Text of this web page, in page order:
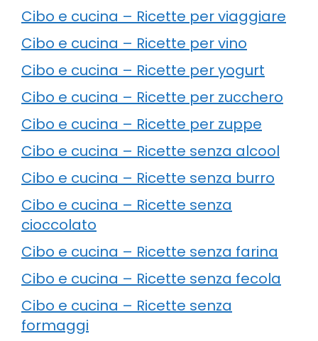
Cibo e cucina – Ricette per viaggiare
Cibo e cucina – Ricette per vino
Cibo e cucina – Ricette per yogurt
Cibo e cucina – Ricette per zucchero
Cibo e cucina – Ricette per zuppe
Cibo e cucina – Ricette senza alcool
Cibo e cucina – Ricette senza burro
Cibo e cucina – Ricette senza
cioccolato
Cibo e cucina – Ricette senza farina
Cibo e cucina – Ricette senza fecola
Cibo e cucina – Ricette senza
formaggi